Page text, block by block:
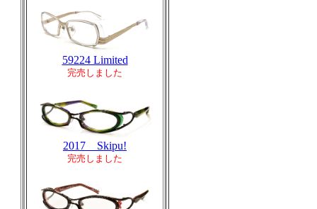
59224 Limited
完売しました
2017 Skipu!
完売しました